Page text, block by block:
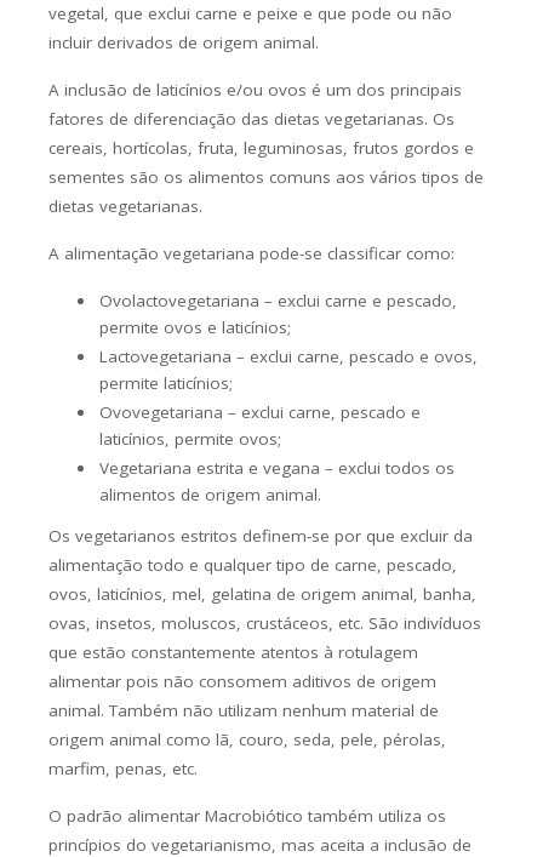
vegetal, que exclui carne e peixe e que pode ou não
incluir derivados de origem animal.
A inclusão de laticínios e/ou ovos é um dos principais
fatores de diferenciação das dietas vegetarianas. Os
cereais, hortícolas, fruta, leguminosas, frutos gordos e
sementes são os alimentos comuns aos vários tipos de
dietas vegetarianas.
A alimentação vegetariana pode-se classificar como:
Ovolactovegetariana – exclui carne e pescado,
permite ovos e laticínios;
Lactovegetariana – exclui carne, pescado e ovos,
permite laticínios;
Ovovegetariana – exclui carne, pescado e
laticínios, permite ovos;
Vegetariana estrita e vegana – exclui todos os
alimentos de origem animal.
Os vegetarianos estritos definem-se por que excluir da
alimentação todo e qualquer tipo de carne, pescado,
ovos, laticínios, mel, gelatina de origem animal, banha,
ovas, insetos, moluscos, crustáceos, etc. São indivíduos
que estão constantemente atentos à rotulagem
alimentar pois não consomem aditivos de origem
animal. Também não utilizam nenhum material de
origem animal como lã, couro, seda, pele, pérolas,
marfim, penas, etc.
O padrão alimentar Macrobiótico também utiliza os
princípios do vegetarianismo, mas aceita a inclusão de